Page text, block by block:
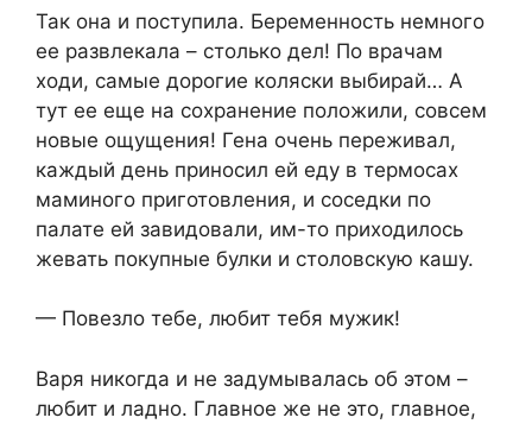
Так она и поступила. Беременность немного
ее развлекала – столько дел! По врачам
ходи, самые дорогие коляски выбирай… А
тут ее еще на сохранение положили, совсем
новые ощущения! Гена очень переживал,
каждый день приносил ей еду в термосах
маминого приготовления, и соседки по
палате ей завидовали, им-то приходилось
жевать покупные булки и столовскую кашу.
— Повезло тебе, любит тебя мужик!
Варя никогда и не задумывалась об этом –
любит и ладно. Главное же не это, главное,